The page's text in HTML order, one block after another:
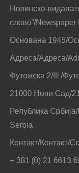
Новинско-
слово”/Newspaper
Основана 1945/
Адреса/Адреса/
Футожска 2/III /
21000 Нови Сад/
Република
Serbia
Контакт/Контакт/
+ 381 (0) 21 6613